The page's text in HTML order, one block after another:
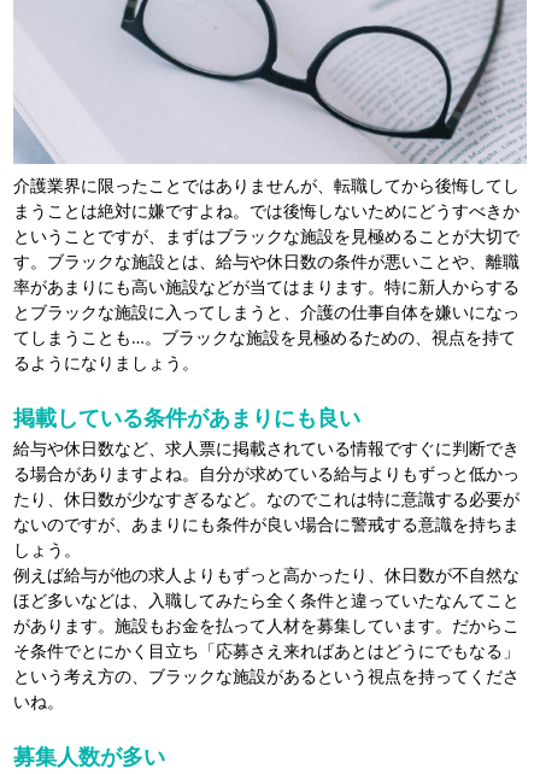
介護業界に限ったことではありませんが、転職してから後悔してし
まうことは絶対に嫌ですよね。では後悔しないためにどうすべきか
ということですが、まずはブラックな施設を見極めることが大切で
す。ブラックな施設とは、給与や休日数の条件が悪いことや、離職
率があまりにも高い施設などが当てはまります。特に新人からする
とブラックな施設に入ってしまうと、介護の仕事自体を嫌いになっ
てしまうことも…。ブラックな施設を見極めるための、視点を持て
るようになりましょう。
掲載している条件があまりにも良い
給与や休日数など、求人票に掲載されている情報ですぐに判断でき
る場合がありますよね。自分が求めている給与よりもずっと低かっ
たり、休日数が少なすぎるなど。なのでこれは特に意識する必要が
ないのですが、あまりにも条件が良い場合に警戒する意識を持ちま
しょう。
例えば給与が他の求人よりもずっと高かったり、休日数が不自然な
ほど多いなどは、入職してみたら全く条件と違っていたなんてこと
があります。施設もお金を払って人材を募集しています。だからこ
そ条件でとにかく目立ち「応募さえ来ればあとはどうにでもなる」
という考え方の、ブラックな施設があるという視点を持ってくださ
いね。
募集人数が多い